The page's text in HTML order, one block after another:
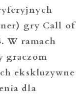
gry Call of
W ramach
graczom
ekskluzywne
dla